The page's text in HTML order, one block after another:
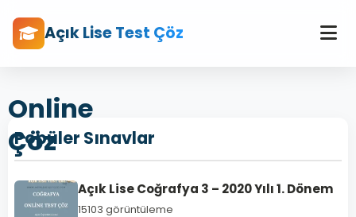
Açık Lise Test Çöz
Online
Çöz
Popüler Sınavlar
Açık Lise Coğrafya 3 – 2020 Yılı 1. Dönem
15103 görüntüleme